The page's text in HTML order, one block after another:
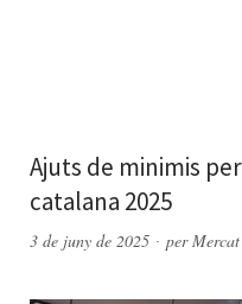
Ajuts de minimis
catalana 2025
3 de juny de 2025 per